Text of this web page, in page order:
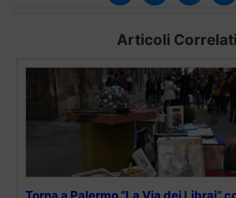
Articoli Correlati